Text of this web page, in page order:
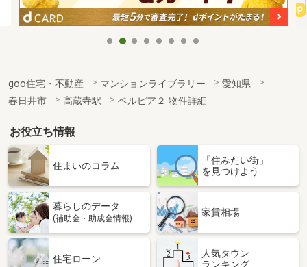
goo住宅・不動産 マンションライブラリー
愛知県
春日井市
高蔵寺駅 ベルピア２ 物件詳細
お役立ち情報
住まいのコラム
「住みたい街」
を見つけよう
暮らしのデータ
(補助金・助成金情報)
家賃相場
住宅ローン
人気タウン
ランキング